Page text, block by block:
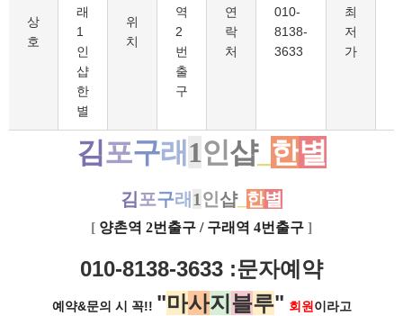
상
호
래
1
인
샵
한
별
위
치
역
2
번
출
구
연
락
처
010-
8138-
3633
최
저
가
김포구래 1인샵_ 한별
김 포구래 1 인샵_ 한별
[ 양촌역 2번출구 / 구래역 4번출구 ]
010-8138-3633 :문자예약
예약&문의 시 꼭!! "마사지 블루" 회원 이라고